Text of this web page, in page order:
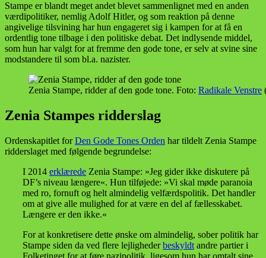
Stampe er blandt meget andet blevet sammenlignet med en anden
værdipolitiker, nemlig Adolf Hitler, og som reaktion på denne
angivelige tilsvining har hun engageret sig i kampen for at få en
ordentlig tone tilbage i den politiske debat. Det indlysende middel,
som hun har valgt for at fremme den gode tone, er selv at svine sine
modstandere til som bl.a. nazister.
Zenia Stampe, ridder af den gode tone. Foto: Radikale Venstre
Zenia Stampes ridderslag
Ordenskapitlet forDen Gode Tones Orden har tildelt Zenia Stampe
ridderslaget med følgende begrundelse:
I 2014 erklærede Zenia Stampe: »Jeg gider ikke diskutere på
DF’s niveau længere«. Hun tilføjede: »Vi skal møde paranoia
med ro, fornuft og helt almindelig velfærdspolitik. Det handler
om at give alle mulighed for at være en del af fællesskabet.
Længere er den ikke.«
For at konkretisere dette ønske om almindelig, sober politik har
Stampe siden da ved flere lejlighederbeskyldt andre partier i
Folketinget for at føre nazipolitik, ligesom hun har omtalt sine